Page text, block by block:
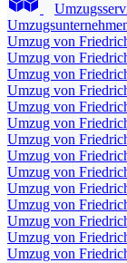
Umzug von
Umzug von
Umzug von
Umzug von
Umzug von
Umzug von
Umzug von
Umzug von
Umzug von
Umzug von
Umzug von
Umzug von
Umzug von
Umzug von